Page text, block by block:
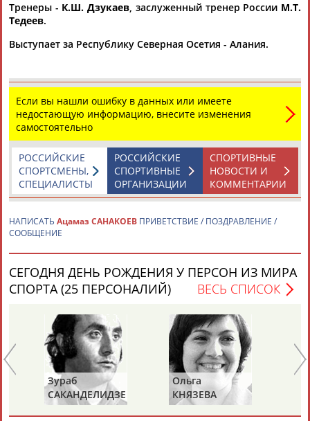
БУЛАТОВА
Каримжан
АБДРАХМАНОВ
Аделя
АБДРАХМАНОВА
Андрей
АБДУВАЛИЕВ
Герман
АБДУЛАЕВ
Рамазан
АБДУЛАЕВ
Тагир
АБДУЛАЕВ
Камиль
АБДУЛАЗИЗОВ
Загалав
АБДУЛБЕКОВ
Камалудин
Абдула
Магомед
Назир
Тренеры - К.Ш. Дзукаев, заслуженный тренер России М.Т.
Тедеев.
Выступает за Республику Северная Осетия - Алания.
Если вы нашли ошибку в данных или имеете
недостающую информацию, внесите изменения
самостоятельно
СПОРТИВНЫЕ
НОВОСТИ И
КОММЕНТАРИИ
РОССИЙСКИЕ
СПОРТИВНЫЕ
ОРГАНИЗАЦИИ
РОССИЙСКИЕ
СПОРТСМЕНЫ,
СПЕЦИАЛИСТЫ
НАПИСАТЬ Ацамаз САНАКОЕВ ПРИВЕТСТВИЕ / ПОЗДРАВЛЕНИЕ /
СООБЩЕНИЕ
СЕГОДНЯ ДЕНЬ РОЖДЕНИЯ У ПЕРСОН ИЗ МИРА
СПОРТА (25 ПЕРСОНАЛИЙ)
ВЕСЬ СПИСОК
Зураб
САКАНДЕЛИДЗЕ
Ольга
КНЯЗЕВА